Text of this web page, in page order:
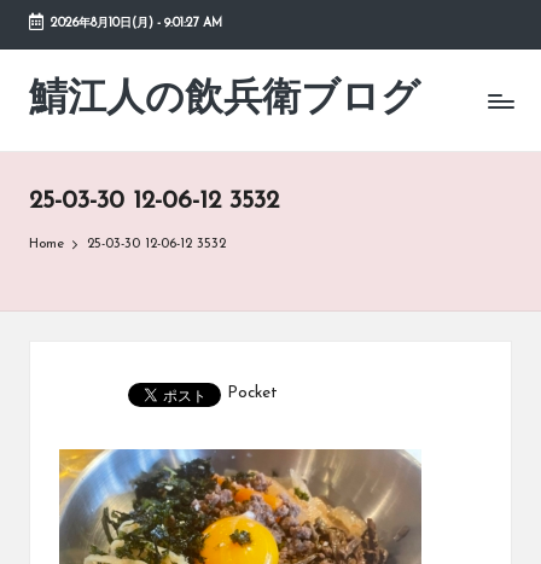
Skip
content
2026年8月10日(月)- 9:01:27 AM
鯖江人の飲兵衛ブログ
日々
の
草
25-03-30 12-06-12 3532
Home 25-03-30 12-06-12 3532
Pocket